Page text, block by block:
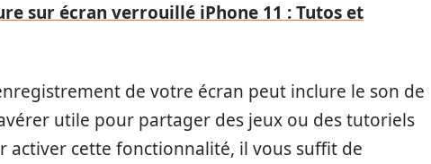
sur écran verrouillé iPhone 11 : Tutos et
de votre écran peut inclure le son de
utile pour partager des jeux ou des tutoriels
activer cette fonctionnalité, il vous suffit de